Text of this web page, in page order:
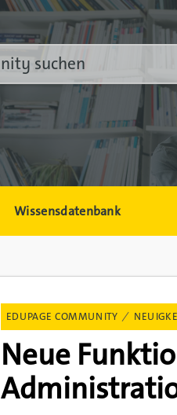
Wissensdatenbank
EDUPAGE COMMUNITY
Neue